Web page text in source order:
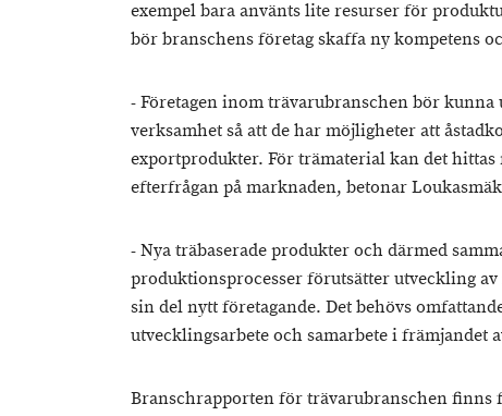
exempel bara använts lite resurser för
bör branschens företag skaffa ny kompetens
- Företagen inom trävarubranschen bör
verksamhet så att de har möjligheter att
exportprodukter. För trämaterial kan det
efterfrågan på marknaden, betonar
- Nya träbaserade produkter och därmed
produktionsprocesser förutsätter utveckling
sin del nytt företagande. Det behövs
utvecklingsarbete och samarbete i främjandet
Branschrapporten för trävarubranschen finns